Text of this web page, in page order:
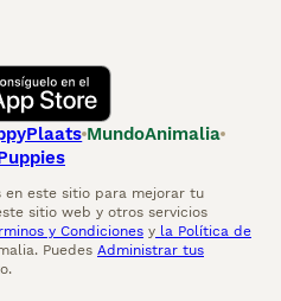
MundoAnimalia
en este sitio para mejorar tu
sitio web y otros servicios
y Condiciones y la Política de
Puedes Administrar tus